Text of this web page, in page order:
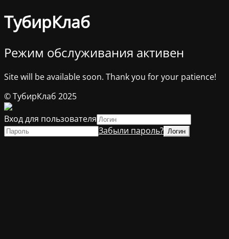
ТубирКлаб
Режим обслуживания активен
Site will be available soon. Thank you for your patience!
© ТубирКлаб 2025
Вход для пользователя
Забыли пароль?